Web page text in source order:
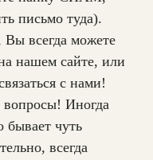
письмо туда).
всегда можете
нашем сайте, или
с нами!
Иногда
бывает чуть
всегда